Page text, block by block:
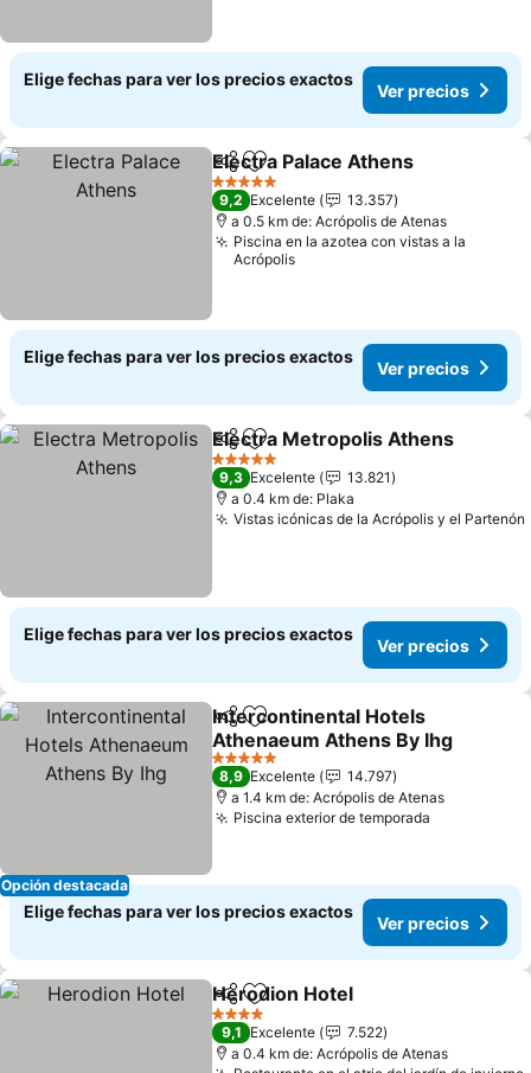
Elige fechas para ver los precios exactos
Ver precios
CompartirAgregar a favoritos
Electra Palace Athens
5 Estrellas
9,2 Excelente
13.357
a 0.5 km de: Acrópolis de Atenas
Piscina en la azotea con vistas a la
Acrópolis
Elige fechas para ver los precios exactos
Ver precios
CompartirAgregar a favoritos
Electra Metropolis Athens
5 Estrellas
9,3 Excelente
13.821
a 0.4 km de: Plaka
Vistas icónicas de la Acrópolis y el Partenón
Elige fechas para ver los precios exactos
Ver precios
Opción destacada
CompartirAgregar a favoritos
Intercontinental Hotels
Athenaeum Athens By Ihg
5 Estrellas
8,9 Excelente
14.797
a 1.4 km de: Acrópolis de Atenas
Piscina exterior de temporada
Elige fechas para ver los precios exactos
Ver precios
CompartirAgregar a favoritos
Herodion Hotel
4 Estrellas
9,1 Excelente
7.522
a 0.4 km de: Acrópolis de Atenas